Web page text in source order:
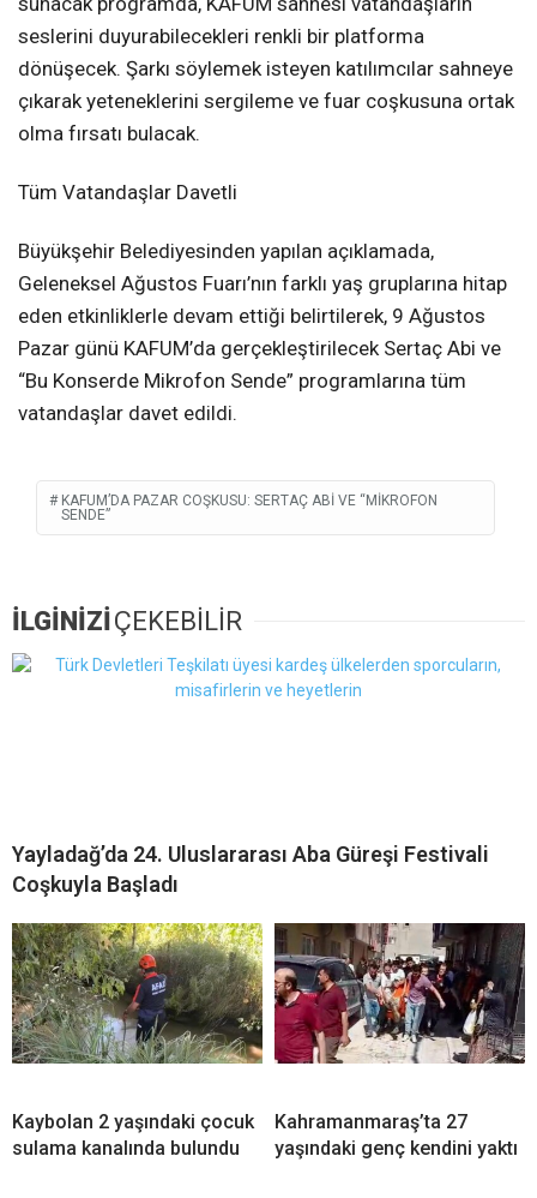
seslerini duyurabilecekleri renkli bir platforma
dönüşecek. Şarkı söylemek isteyen katılımcılar sahneye
çıkarak yeteneklerini sergileme ve fuar coşkusuna ortak
olma fırsatı bulacak.
Tüm Vatandaşlar Davetli
Büyükşehir Belediyesinden yapılan açıklamada,
Geleneksel Ağustos Fuarı’nın farklı yaş gruplarına hitap
eden etkinliklerle devam ettiği belirtilerek, 9 Ağustos
Pazar günü KAFUM’da gerçekleştirilecek Sertaç Abi ve
“Bu Konserde Mikrofon Sende” programlarına tüm
vatandaşlar davet edildi.
KAFUM’DA PAZAR COŞKUSU: SERTAÇ ABI VE “MIKROFON
SENDE”
İLGİNİZİÇEKEBİLİR
Yayladağ’da 24. Uluslararası Aba Güreşi Festivali
Coşkuyla Başladı
Kaybolan 2 yaşındaki çocuk
sulama kanalında bulundu
Kahramanmaraş’ta 27
yaşındaki genç kendini yaktı